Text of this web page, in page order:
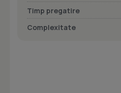
Timp pregatire
Complexitate